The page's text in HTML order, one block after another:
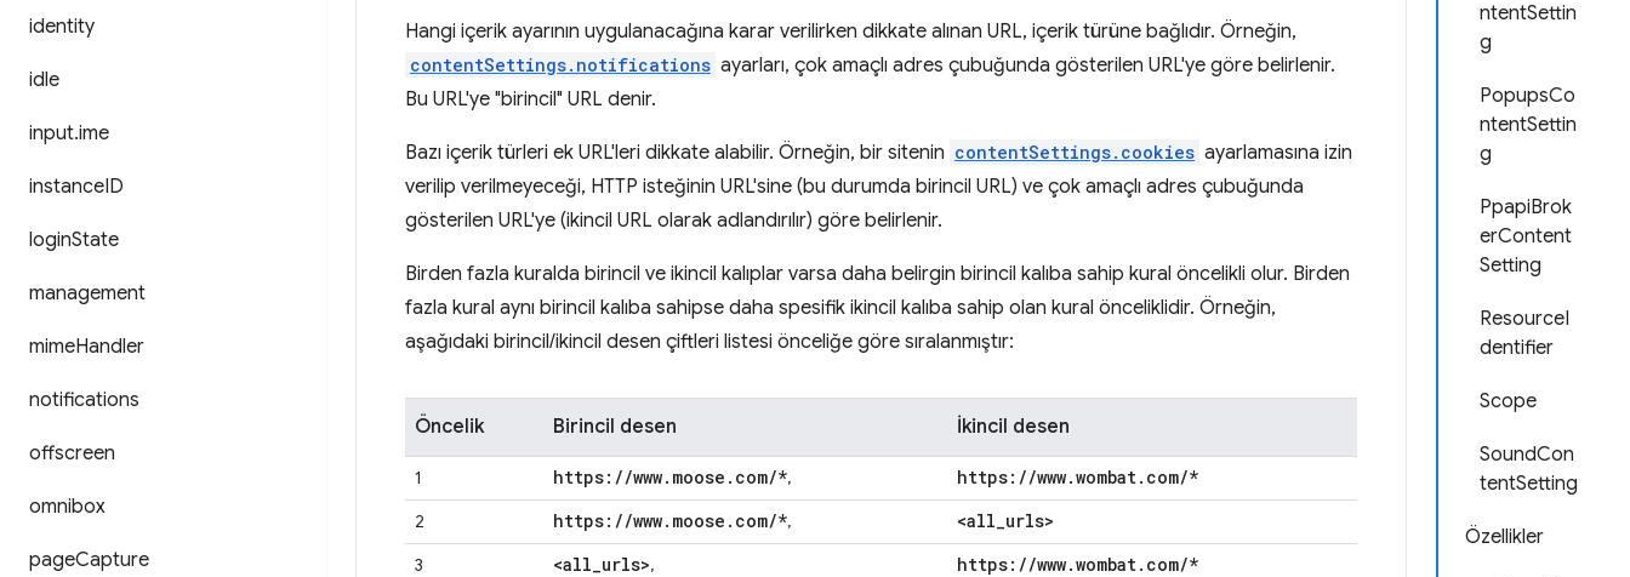
identity
idle
input.ime
instanceID
loginState
management
mimeHandler
notifications
offscreen
omnibox
pageCapture
ntentSettin
g
PopupsCo
ntentSettin
g
PpapiBrok
erContent
Setting
ResourceI
dentifier
Scope
SoundCon
tentSetting
Özellikler
Hangi içerik ayarının uygulanacağına karar verilirken dikkate alınan URL, içerik türüne bağlıdır. Örneğin,
contentSettings.notifications ayarları, çok amaçlı adres çubuğunda gösterilen URL'ye göre belirlenir.
Bu URL'ye "birincil" URL denir.
Bazı içerik türleri ek URL'leri dikkate alabilir. Örneğin, bir sitenin contentSettings.cookies ayarlamasına izin
verilip verilmeyeceği, HTTP isteğinin URL'sine (bu durumda birincil URL) ve çok amaçlı adres çubuğunda
gösterilen URL'ye (ikincil URL olarak adlandırılır) göre belirlenir.
Birden fazla kuralda birincil ve ikincil kalıplar varsa daha belirgin birincil kalıba sahip kural öncelikli olur. Birden
fazla kural aynı birincil kalıba sahipse daha spesifik ikincil kalıba sahip olan kural önceliklidir. Örneğin,
aşağıdaki birincil/ikincil desen çiftleri listesi önceliğe göre sıralanmıştır:
Öncelik Birincil desen İkincil desen
1 https: //www. moose . com/*, https: //www.wombat. com/*
2 https: //www. moose . com/*, <all_urls>
3 <all_urls>, https: //www.wombat. com/*